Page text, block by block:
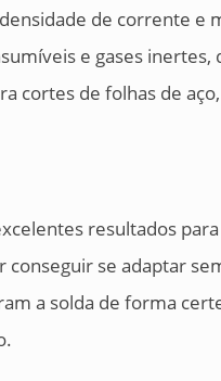
de corrente e
e gases
cortes de folhas de
resultados
se adaptar
a solda de forma